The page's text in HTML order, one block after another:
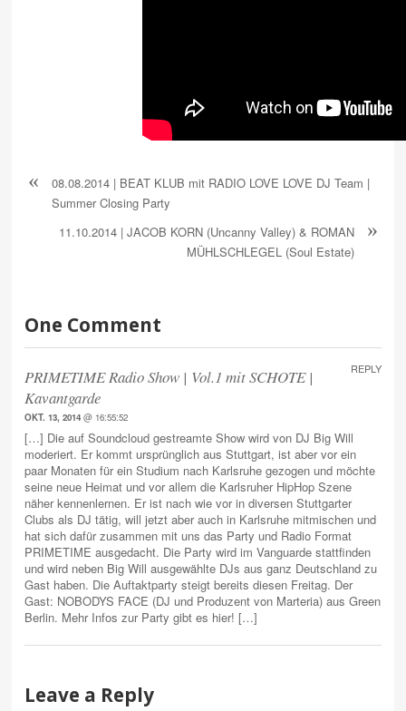
«
08.08.2014 | BEAT KLUB mit RADIO LOVE LOVE DJ Team |
Summer Closing Party
»
11.10.2014 | JACOB KORN (Uncanny Valley) & ROMAN
MÜHLSCHLEGEL (Soul Estate)
One Comment
PRIMETIME Radio Show | Vol.1 mit SCHOTE |
Kavantgarde
OKT. 13, 2014 @ 16:55:52
[…] Die auf Soundcloud gestreamte Show wird von DJ Big Will
moderiert. Er kommt ursprünglich aus Stuttgart, ist aber vor ein
paar Monaten für ein Studium nach Karlsruhe gezogen und möchte
seine neue Heimat und vor allem die Karlsruher HipHop Szene
näher kennenlernen. Er ist nach wie vor in diversen Stuttgarter
Clubs als DJ tätig, will jetzt aber auch in Karlsruhe mitmischen und
hat sich dafür zusammen mit uns das Party und Radio Format
PRIMETIME ausgedacht. Die Party wird im Vanguarde stattfinden
und wird neben Big Will ausgewählte DJs aus ganz Deutschland zu
Gast haben. Die Auftaktparty steigt bereits diesen Freitag. Der
Gast: NOBODYS FACE (DJ und Produzent von Marteria) aus Green
Berlin. Mehr Infos zur Party gibt es hier! […]
REPLY
Leave a Reply